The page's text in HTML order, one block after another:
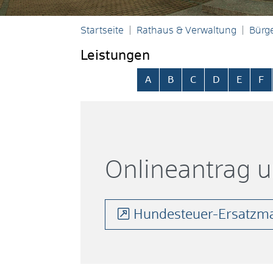
Startseite Rathaus & Verwaltung
Leistungen
Alphabetisches Register
A B C D E F
Onlineantrag
Hundesteuer-